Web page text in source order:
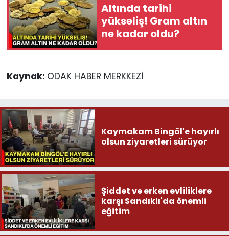
Altında tarihi
yükseliş! Gram altın
ne kadar oldu?
Kaynak: ODAK HABER MERKKEZİ
Kaymakam Bingöl'e hayırlı
olsun ziyaretleri sürüyor
Şiddet ve erken evliliklere
karşı Sandıklı'da önemli
eğitim